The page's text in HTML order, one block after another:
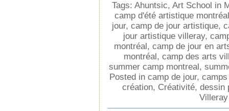
Tags: Ahuntsic, Art School in
camp d'été artistique montréal
jour, camp de jour artistique,
jour artistique villeray,
montréal, camp de jour en
montréal, camp des arts
summer camp montreal,
Posted in camp de jour,
création, Créativité, dessin
Villeray